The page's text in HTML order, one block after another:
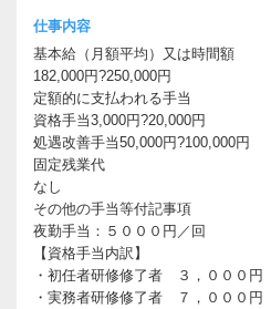
仕事内容
基本給（月額平均）又は時間額
182,000円?250,000円
定額的に支払われる手当
資格手当3,000円?20,000円
処遇改善手当50,000円?100,000円
固定残業代
なし
その他の手当等付記事項
夜勤手当：５０００円／回
【資格手当内訳】
・初任者研修修了者 ３，０００円
・実務者研修修了者 ７，０００円